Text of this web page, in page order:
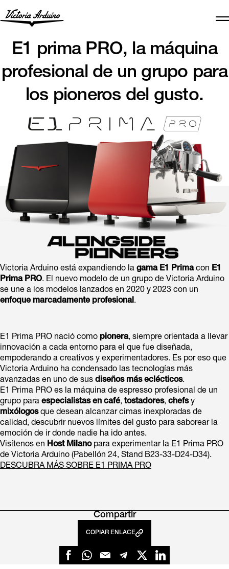
E1 prima PRO, la máquina
profesional de un grupo para
los pioneros del gusto.
Victoria Arduino está expandiendo la gama E1 Primacon E1
Prima PRO. El nuevo modelo de un grupo de Victoria Arduino
se une a los modelos lanzados en 2020 y 2023 con un
enfoque marcadamente profesional.
E1 Prima PRO nació como pionera, siempre orientada a llevar
innovación a cada entorno para el que fue diseñada,
empoderando a creativos y experimentadores. Es por eso que
Victoria Arduino ha condensado las tecnologías más
avanzadas en uno de sus diseños más eclécticos.
E1 Prima PRO es la máquina de espresso profesional de un
grupo para especialistas en café, tostadores, chefsy
mixólogosque desean alcanzar cimas inexploradas de
calidad, descubrir nuevos límites del gusto para saborear la
emoción de ir donde nadie ha ido antes.
Visítenos en Host Milanopara experimentar la E1 Prima PRO
de Victoria Arduino (Pabellón 24, Stand B23-33-D24-D34).
DESCUBRA MÁS SOBRE E1 PRIMA PRO
Compartir
COPIAR ENLACE